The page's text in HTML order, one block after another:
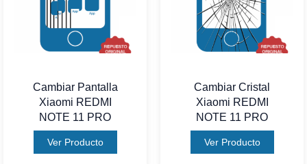
Cambiar Pantalla
Xiaomi REDMI
NOTE 11 PRO
Ver Producto
Cambiar Cristal
Xiaomi REDMI
NOTE 11 PRO
Ver Producto